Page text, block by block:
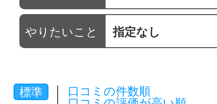
通信講座を
やりたいこと 指定なし
標準
口コミの件数順